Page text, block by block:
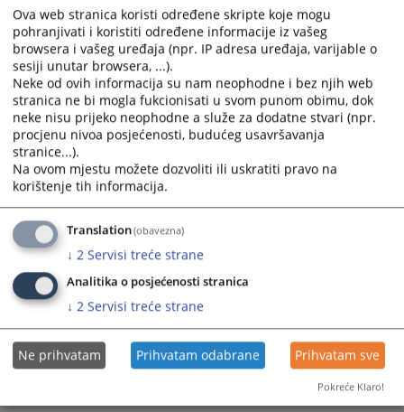
Ova web stranica koristi određene skripte koje mogu
pohranjivati i koristiti određene informacije iz vašeg
browsera i vašeg uređaja (npr. IP adresa uređaja, varijable o
sesiji unutar browsera, ...).
Neke od ovih informacija su nam neophodne i bez njih web
stranica ne bi mogla fukcionisati u svom punom obimu, dok
neke nisu prijeko neophodne a služe za dodatne stvari (npr.
procjenu nivoa posjećenosti, budućeg usavršavanja
stranice...).
Na ovom mjestu možete dozvoliti ili uskratiti pravo na
korištenje tih informacija.
Translation(obavezna)
↓ 2 Servisi treće strane
Analitika o posjećenosti stranica
↓ 2 Servisi treće strane
Ne prihvatam Prihvatam odabrane Prihvatam sve
Pokreće Klaro!